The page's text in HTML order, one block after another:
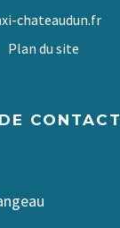
chateaudun.fr
Plan du site
CONTACT